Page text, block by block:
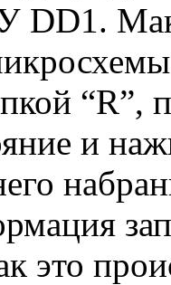
DD1.
“R”,
и
это